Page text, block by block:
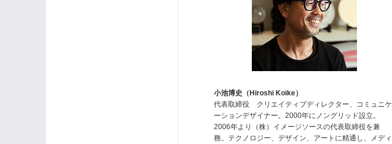
小池博史（Hiroshi Koike）
代表取締役 クリエイティブディレクター、コミュニケ
ーションデザイナー。2000年にノングリッド設立。
2006年より（株）イメージソースの代表取締役を兼
務。テクノロジー、デザイン、アートに精通し、メディ